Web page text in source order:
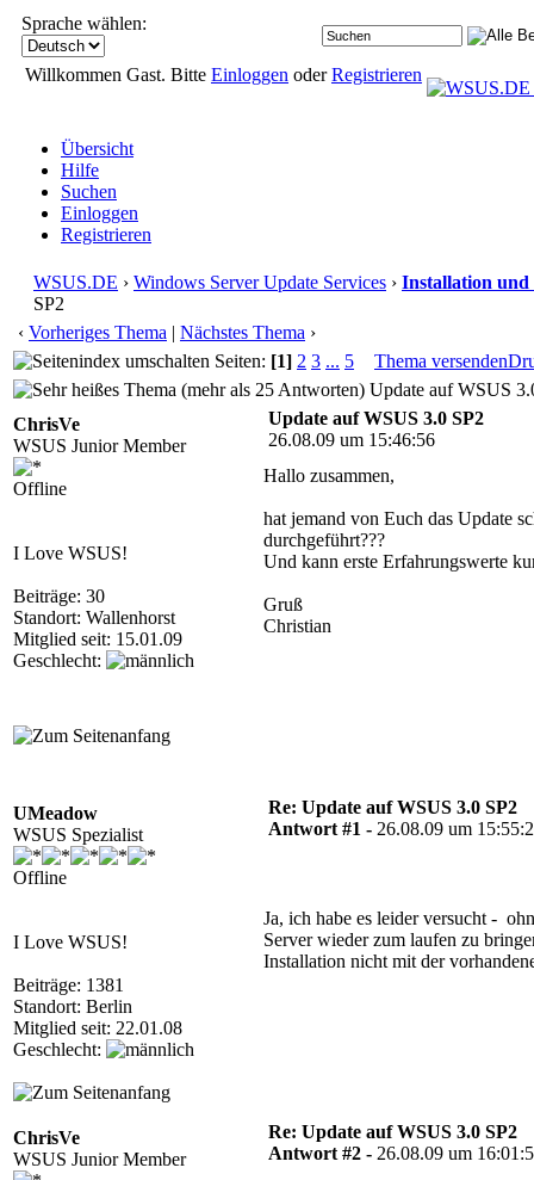
Sprache wählen:
Willkommen Gast. Bitte Einloggen oderRegistrieren
Übersicht
Hilfe
Suchen
Einloggen
Registrieren
WSUS.DE › Windows Server Update Services › Installation
SP2
‹ Vorheriges Thema | Nächstes Thema ›
Seiten: [1] 2 3 ... 5 Thema versenden
Update auf WSUS
ChrisVe
WSUS Junior Member
Offline
I Love WSUS!
Beiträge: 30
Standort: Wallenhorst
Mitglied seit: 15.01.09
Geschlecht:
Update auf WSUS 3.0 SP2
26.08.09 um 15:46:56
Hallo zusammen,
hat jemand von Euch das Update
durchgeführt???
Und kann erste Erfahrungswerte
Gruß
Christian
UMeadow
WSUS Spezialist
Offline
I Love WSUS!
Beiträge: 1381
Standort: Berlin
Mitglied seit: 22.01.08
Geschlecht:
Re: Update auf WSUS 3.0 SP2
Antwort #1 - 26.08.09 um
Ja, ich habe es leider versucht -
Server wieder zum laufen zu
Installation nicht mit der
ChrisVe
WSUS Junior Member
Re: Update auf WSUS 3.0 SP2
Antwort #2 - 26.08.09 um